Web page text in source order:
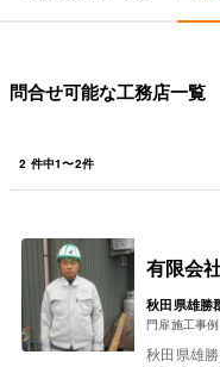
問合せ可能な工務店一覧
2 件中1〜2件
有限会
秋田県雄勝
門扉施工事例
秋田県雄